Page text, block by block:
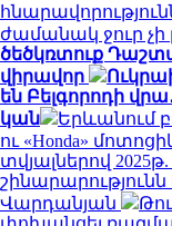
ժամանակ ջուր չի
ծեծկռտուք
վիրավոր
են Բելգորոդի
կան
Երևանում
ու «Honda»
տվյալներով
շինարարությունն
Վարդանյան